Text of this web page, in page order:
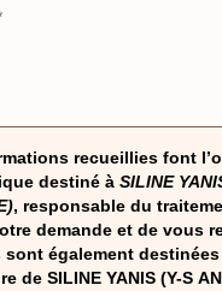
recueillies font
destiné àSILINE
, responsable du
demande et de vous
sont également
de SILINE YANIS (Y-S